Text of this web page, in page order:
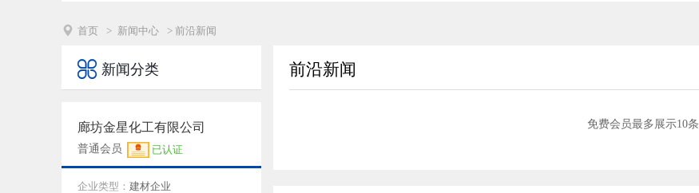
 首页 > 新闻中心 > 前沿新闻
前沿新闻
免费会员最多展示10条
 新闻分类
廊坊金星化工有限公司
普通会员 已认证
企业类型： 建材企业